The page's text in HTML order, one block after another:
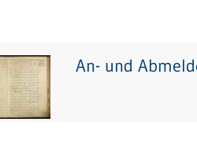
An- und